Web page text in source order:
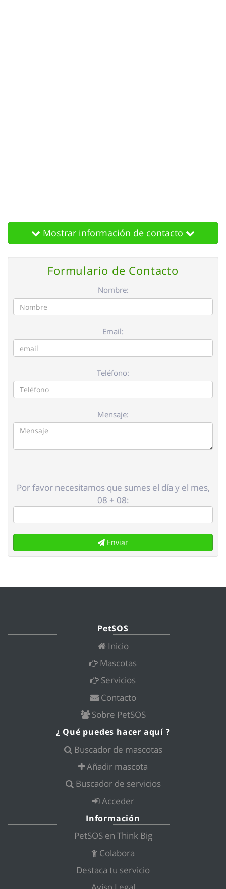
Mostrar información de contacto
Formulario de Contacto
Nombre:
Email:
Teléfono:
Mensaje:
Por favor necesitamos que sumes el día y el mes,
08 + 08:
Enviar
PetSOS
Inicio
Mascotas
Servicios
Contacto
Sobre PetSOS
¿ Qué puedes hacer aquí ?
Buscador de mascotas
Añadir mascota
Buscador de servicios
Acceder
Información
PetSOS en Think Big
Colabora
Destaca tu servicio